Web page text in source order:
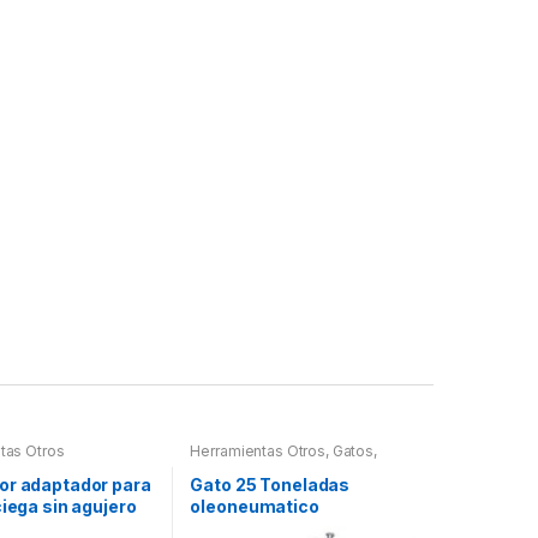
Otros
adaptador para
sin agujero
Herramientas Otros, Gatos,
Gato 25 Toneladas
oleoneumatico